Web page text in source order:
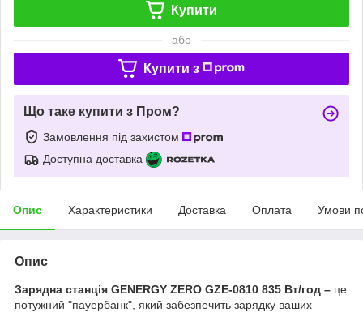
Купити
або
Купити з
Що таке купити з Пром?
Замовлення під захистом
Доступна доставка
Опис Характеристики Доставка Оплата Умови
Опис
Зарядна станція GENERGY ZERO GZE-0810 835 Вт/год – це
потужний "пауербанк", який забезпечить зарядку ваших